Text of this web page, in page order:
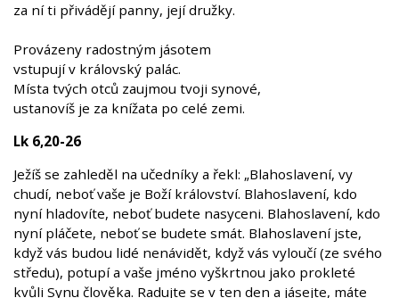
za ní ti přivádějí panny, její družky.
Provázeny radostným jásotem
vstupují v královský palác.
Místa tvých otců zaujmou tvoji synové,
ustanovíš je za knížata po celé zemi.
Lk 6,20-26
Ježíš se zahleděl na učedníky a řekl: „Blahoslavení, vy
chudí, neboť vaše je Boží království. Blahoslavení, kdo
nyní hladovíte, neboť budete nasyceni. Blahoslavení, kdo
nyní pláčete, neboť se budete smát. Blahoslavení jste,
když vás budou lidé nenávidět, když vás vyloučí (ze svého
středu), potupí a vaše jméno vyškrtnou jako prokleté
kvůli Synu člověka. Radujte se v ten den a jásejte, máte